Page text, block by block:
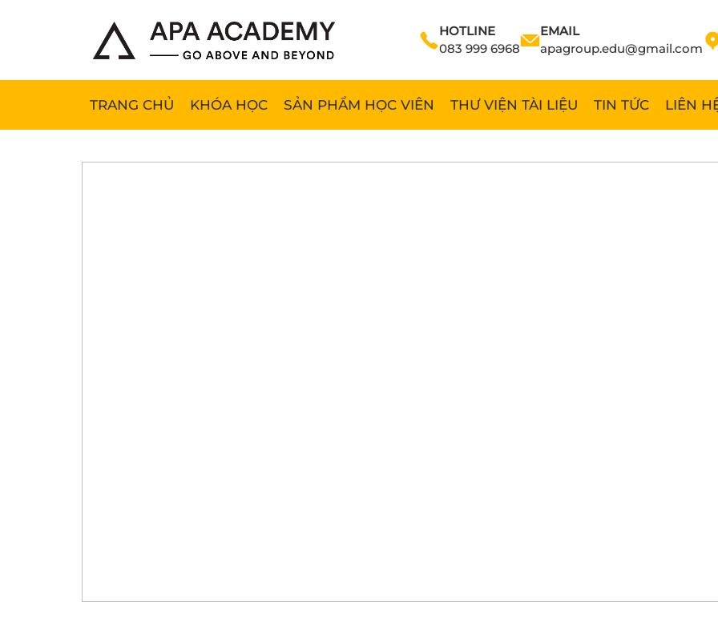
HOTLINE
083 999 6968
EMAIL
apagroup.edu@gmail.com
TRANG CHỦ KHÓA HỌC SẢN PHẨM HỌC VIÊN THƯ VIỆN TÀI LIỆU TIN TỨC LIÊN